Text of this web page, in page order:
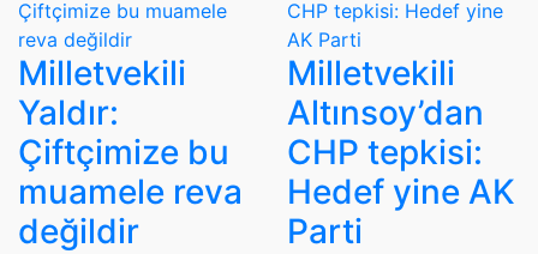
Milletvekili
Yaldır:
Çiftçimize bu
muamele reva
değildir
Milletvekili
Altınsoy’dan
CHP tepkisi:
Hedef yine AK
Parti